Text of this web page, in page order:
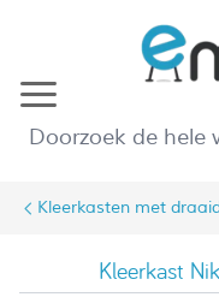
Kleerkasten met
Kleerkast